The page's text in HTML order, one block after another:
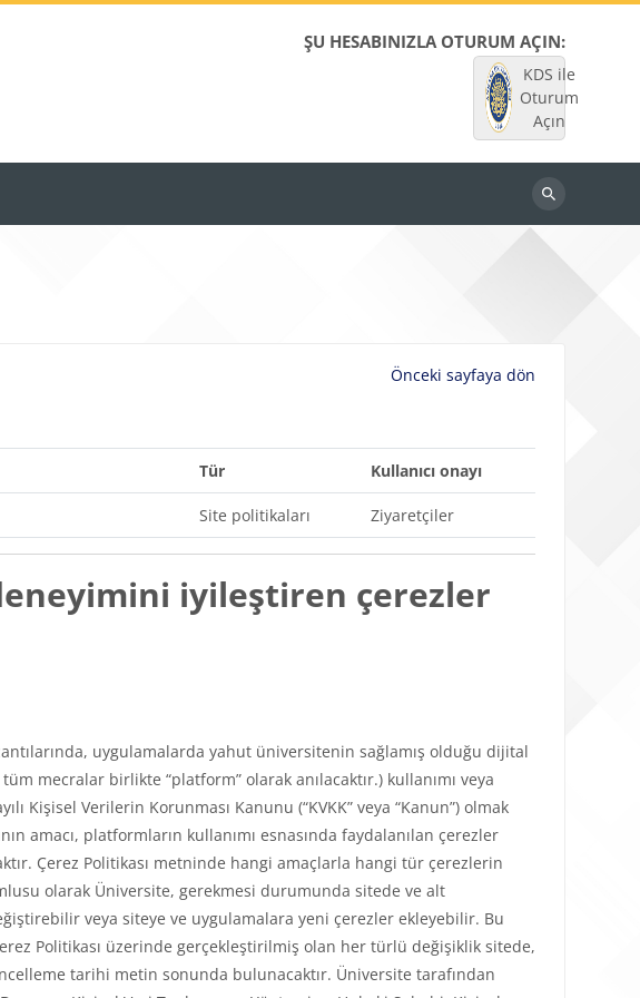
ŞU HESABINIZLA OTURUM AÇIN:
KDS ile
Oturum
Açın
Dersleri
ara
Önceki sayfaya dön
Tür Kullanıcı onayı
Site politikaları Ziyaretçiler
iyileştiren çerezler
uygulamalarda yahut üniversitenin sağlamış olduğu dijital
mecralar birlikte “platform” olarak anılacaktır.) kullanımı veya
Kişisel Verilerin Korunması Kanunu (“KVKK” veya “Kanun”) olmak
amacı, platformların kullanımı esnasında faydalanılan çerezler
Çerez Politikası metninde hangi amaçlarla hangi tür çerezlerin
olarak Üniversite, gerekmesi durumunda sitede ve alt
veya siteye ve uygulamalara yeni çerezler ekleyebilir. Bu
Politikası üzerinde gerçekleştirilmiş olan her türlü değişiklik sitede,
tarihi metin sonunda bulunacaktır. Üniversite tarafından